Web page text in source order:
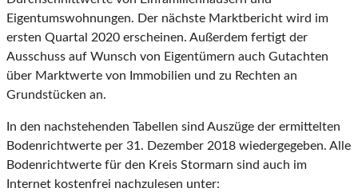
Eigentumswohnungen. Der nächste Marktbericht wird im
ersten Quartal 2020 erscheinen. Außerdem fertigt der
Ausschuss auf Wunsch von Eigentümern auch Gutachten
über Marktwerte von Immobilien und zu Rechten an
Grundstücken an.
In den nachstehenden Tabellen sind Auszüge der ermittelten
Bodenrichtwerte per 31. Dezember 2018 wiedergegeben. Alle
Bodenrichtwerte für den Kreis Stormarn sind auch im
Internet kostenfrei nachzulesen unter: